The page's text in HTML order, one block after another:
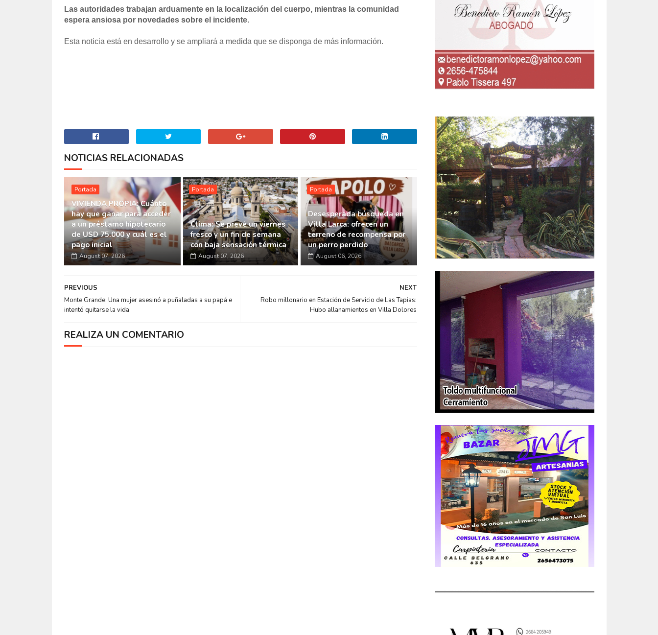
Las autoridades trabajan arduamente en la localización del cuerpo, mientras la comunidad
espera ansiosa por novedades sobre el incidente.
Esta noticia está en desarrollo y se ampliará a medida que se disponga de más información.
NOTICIAS RELACIONADAS
Portada
VIVIENDA PROPIA: Cuánto
hay que ganar para acceder
a un préstamo hipotecario
de USD 75.000 y cuál es el
pago inicial
August 07, 2026
Portada
Clima: Se prevé un viernes
fresco y un fin de semana
con baja sensación térmica
August 07, 2026
Portada
Desesperada búsqueda en
Villa Larca: ofrecen un
terreno de recompensa por
un perro perdido
August 06, 2026
NEXT
Robo millonario en Estación de Servicio de Las Tapias:
Hubo allanamientos en Villa Dolores
PREVIOUS
Monte Grande: Una mujer asesinó a puñaladas a su papá e
intentó quitarse la vida
REALIZA UN COMENTARIO